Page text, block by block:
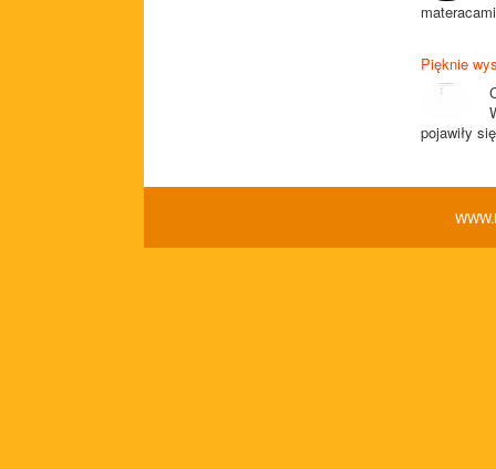
Pięknie
pojawiły